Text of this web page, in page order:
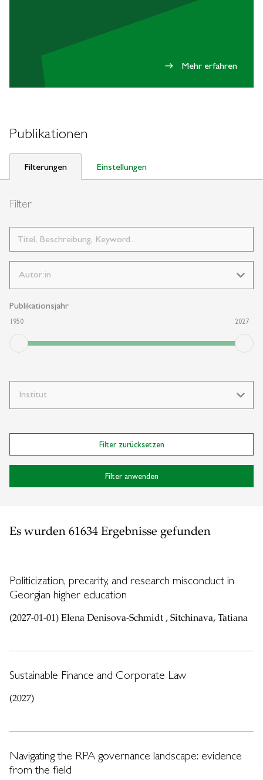
east Mehr erfahren
Publikationen
Filterungen Einstellungen
Filter
Publikationsjahr
1950 2027
Filter zurücksetzen
Filter anwenden
Es wurden 61634 Ergebnisse gefunden
Politicization, precarity, and research misconduct in
Georgian higher education
(2027-01-01) Elena Denisova-Schmidt , Sitchinava, Tatiana
Sustainable Finance and Corporate Law
(2027)
Navigating the RPA governance landscape: evidence
from the field